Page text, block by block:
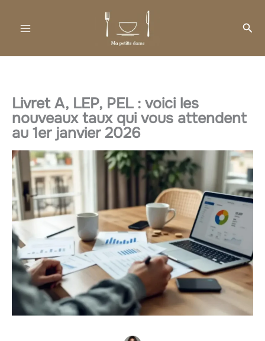
Livret A, LEP, PEL : voici les
nouveaux taux qui vous attendent
au 1er janvier 2026